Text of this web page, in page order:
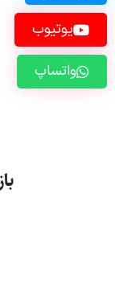
یوتیوب
واتساپ